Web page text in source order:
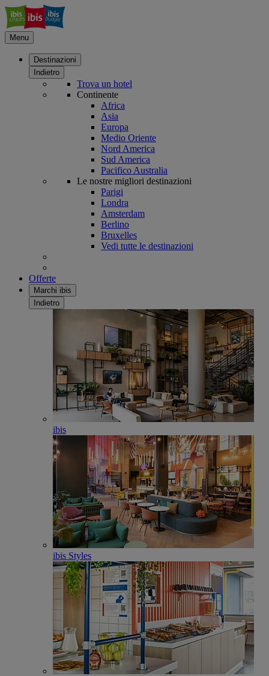
Menu
Destinazioni
Indietro
Trova un hotel
Continente
Africa
Asia
Europa
Medio Oriente
Nord America
Sud America
Pacifico Australia
Le nostre migliori destinazioni
Parigi
Londra
Amsterdam
Berlino
Bruxelles
Vedi tutte le destinazioni
Offerte
Marchi ibis
Indietro
ibis
ibis Styles